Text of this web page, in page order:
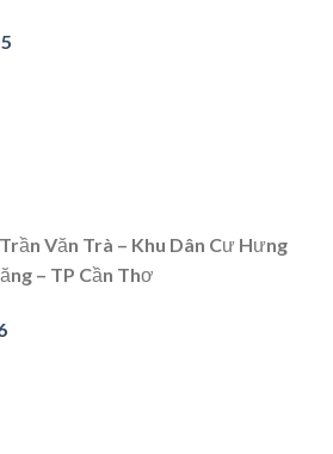
Văn Trà – Khu Dân Cư Hưng
– TP Cần Thơ